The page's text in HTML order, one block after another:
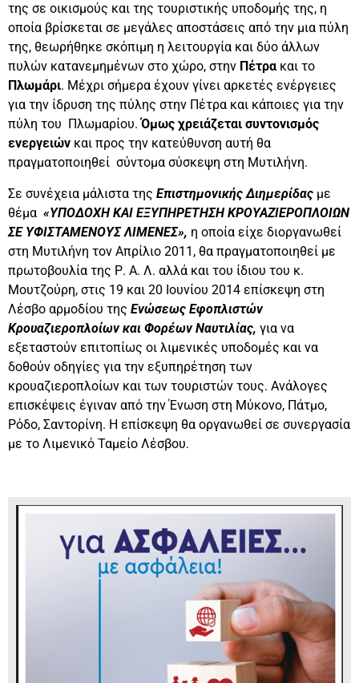
της σε οικισμούς και της τουριστικής υποδομής της, η
οποία βρίσκεται σε μεγάλες αποστάσεις από την μια πύλη
της, θεωρήθηκε σκόπιμη η λειτουργία και δύο άλλων
πυλών κατανεμημένων στο χώρο, στην Πέτρα και το
Πλωμάρι. Μέχρι σήμερα έχουν γίνει αρκετές ενέργειες
για την ίδρυση της πύλης στην Πέτρα και κάποιες για την
πύλη του Πλωμαρίου.Όμως χρειάζεται συντονισμός
ενεργειών και προς την κατεύθυνση αυτή θα
πραγματοποιηθεί σύντομα σύσκεψη στη Μυτιλήνη.
Σε συνέχεια μάλιστα της Επιστημονικής Διημερίδας με
θέμα «ΥΠΟΔΟΧΗ ΚΑΙ ΕΞΥΠΗΡΕΤΗΣΗ ΚΡΟΥΑΖΙΕΡΟΠΛΟΙΩΝ
ΣΕ ΥΦΙΣΤΑΜΕΝΟΥΣ ΛΙΜΕΝΕΣ», η οποία είχε διοργανωθεί
στη Μυτιλήνη τον Απρίλιο 2011, θα πραγματοποιηθεί με
πρωτοβουλία της Ρ. Α. Λ. αλλά και του ίδιου του κ.
Μουτζούρη, στις 19 και 20 Ιουνίου 2014 επίσκεψη στη
Λέσβο αρμοδίου της Ενώσεως Εφοπλιστών
Κρουαζιεροπλοίων και Φορέων Ναυτιλίας, για να
εξεταστούν επιτοπίως οι λιμενικές υποδομές και να
δοθούν οδηγίες για την εξυπηρέτηση των
κρουαζιεροπλοίων και των τουριστών τους. Ανάλογες
επισκέψεις έγιναν από την Ένωση στη Μύκονο, Πάτμο,
Ρόδο, Σαντορίνη. Η επίσκεψη θα οργανωθεί σε συνεργασία
με το Λιμενικό Ταμείο Λέσβου.